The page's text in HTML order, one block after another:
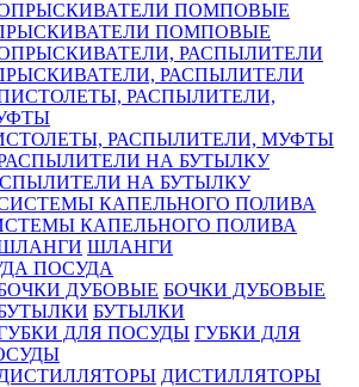
ПОМПОВЫЕ
РАСПЫЛИТЕЛИ
РАСПЫЛИТЕЛИ, МУФТЫ
НА БУТЫЛКУ
КАПЕЛЬНОГО ПОЛИВА
ШЛАНГИ
ПОСУДА
БОЧКИ ДУБОВЫЕ
БУТЫЛКИ
ГУБКИ ДЛЯ
ДИСТИЛЛЯТОРЫ